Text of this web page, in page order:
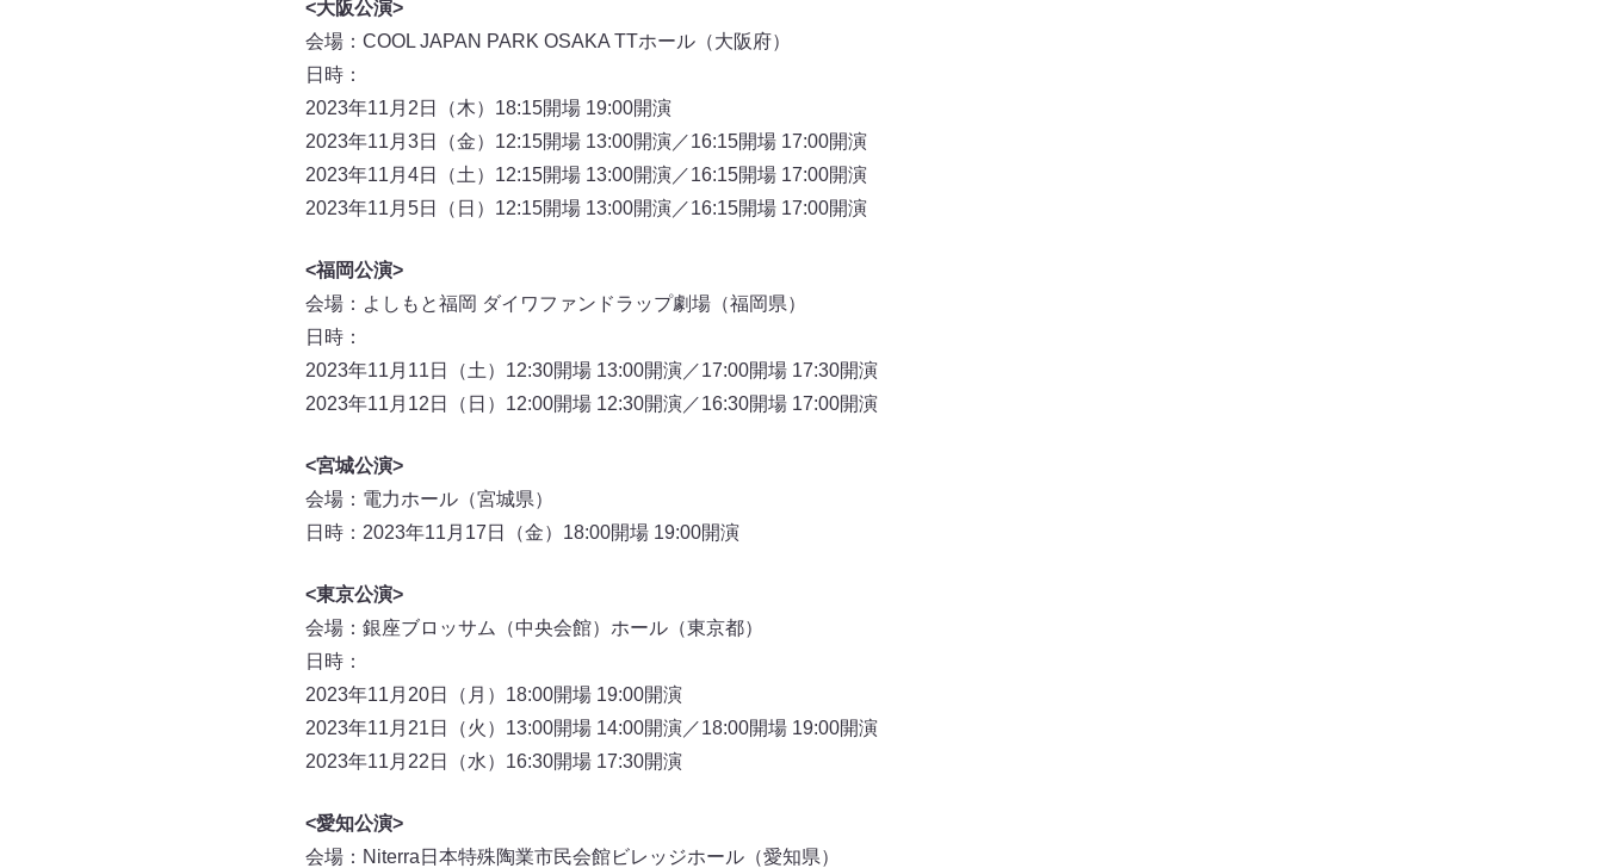
<大阪公演>
会場：COOL JAPAN PARK OSAKA TTホール（大阪府）
日時：
2023年11月2日（木）18:15開場 19:00開演
2023年11月3日（金）12:15開場 13:00開演／16:15開場 17:00開演
2023年11月4日（土）12:15開場 13:00開演／16:15開場 17:00開演
2023年11月5日（日）12:15開場 13:00開演／16:15開場 17:00開演
<福岡公演>
会場：よしもと福岡 ダイワファンドラップ劇場（福岡県）
日時：
2023年11月11日（土）12:30開場 13:00開演／17:00開場 17:30開演
2023年11月12日（日）12:00開場 12:30開演／16:30開場 17:00開演
<宮城公演>
会場：電力ホール（宮城県）
日時：2023年11月17日（金）18:00開場 19:00開演
<東京公演>
会場：銀座ブロッサム（中央会館）ホール（東京都）
日時：
2023年11月20日（月）18:00開場 19:00開演
2023年11月21日（火）13:00開場 14:00開演／18:00開場 19:00開演
2023年11月22日（水）16:30開場 17:30開演
<愛知公演>
会場：Niterra日本特殊陶業市民会館ビレッジホール（愛知県）